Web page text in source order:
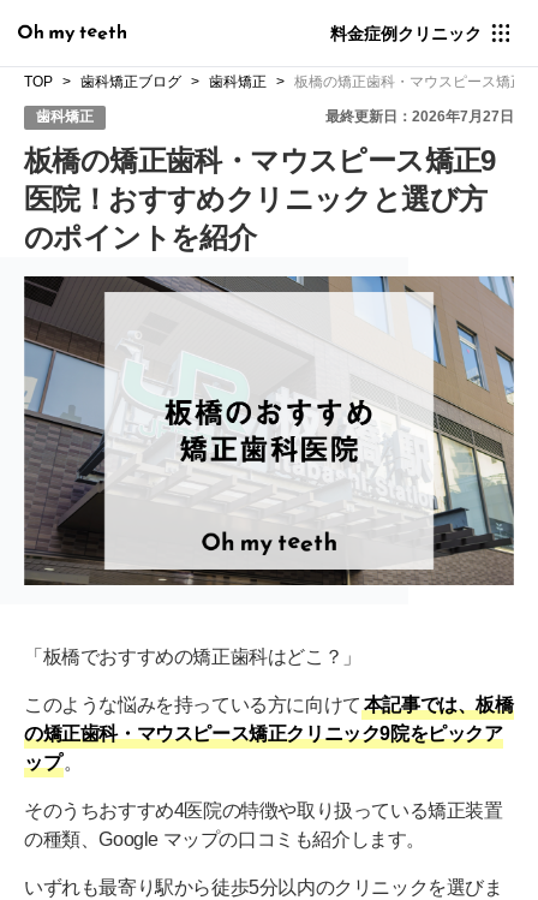
料金症例クリニック
TOP 歯科矯正ブログ 歯科矯正 板橋の矯正歯科・マウスピース矯正
歯科矯正 最終更新日：2026年7月27日
板橋の矯正歯科・マウスピース矯正9
医院！おすすめクリニックと選び方
のポイントを紹介
「板橋でおすすめの矯正歯科はどこ？」
このような悩みを持っている方に向けて 本記事では、板橋
の矯正歯科・マウスピース矯正クリニック9院をピックア
ップ 。
そのうちおすすめ4医院の特徴や取り扱っている矯正装置
の種類、Google マップの口コミも紹介します。
いずれも最寄り駅から徒歩5分以内のクリニックを選びま